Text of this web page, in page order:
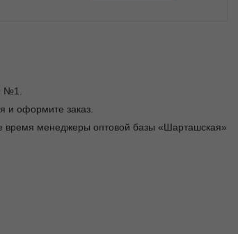
№1.
и оформите заказ.
время менеджеры оптовой базы «Шарташская»